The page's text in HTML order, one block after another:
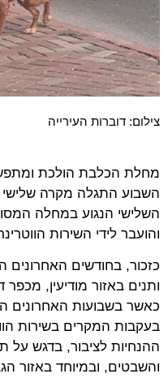
צילום: דוברות העירייה
מחלת הכלבת הולכת
השבוע התגלה מקרה
השלישי הנגוע במחלה
והועבר לידי השירות
כזכור, בחודשים
ותנים באזור מודיעין, מכפר
כאשר בשבועות האחרונים
בעקבות המקרים בשירות
ההנחיות לציבור, בדגש על
והשבטים, ובמיוחד באזור